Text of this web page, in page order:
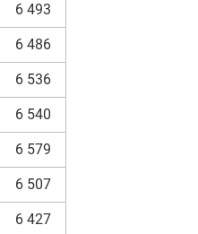
6 493
6 486
6 536
6 540
6 579
6 507
6 427